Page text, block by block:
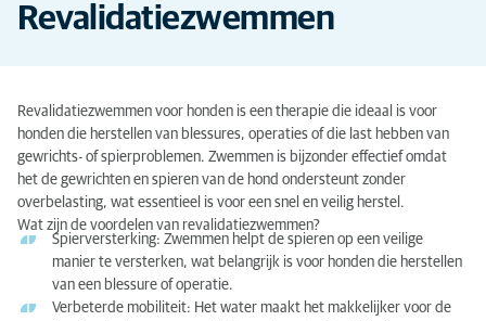
Revalidatiezwemmen
Revalidatiezwemmen voor honden is een therapie die ideaal is voor
honden die herstellen van blessures, operaties of die last hebben van
gewrichts- of spierproblemen. Zwemmen is bijzonder effectief omdat
het de gewrichten en spieren van de hond ondersteunt zonder
overbelasting, wat essentieel is voor een snel en veilig herstel.
Wat zijn de voordelen van revalidatiezwemmen?
Spierversterking: Zwemmen helpt de spieren op een veilige
manier te versterken, wat belangrijk is voor honden die herstellen
van een blessure of operatie.
Verbeterde mobiliteit: Het water maakt het makkelijker voor de